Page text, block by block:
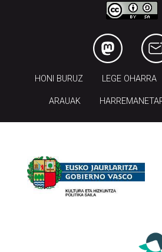
HONI BURUZ LEGE OHARRA
ARAUAK